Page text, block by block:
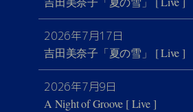
2026年7月17日
吉田美奈子「夏の雪」 [ Live ]
2026年7月9日
A Night of Groove [ Live ]